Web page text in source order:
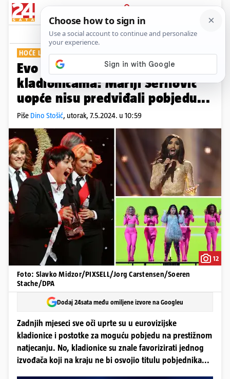
PRIJAVA
Show Komentari
HOĆE LI POGODITI OVE GODINE?
Evo koliko se može vjerovati
kladionicama: Mariji Šerifović
uopće nisu predviđali pobjedu...
Piše Dino Stošić, utorak, 7.5.2024. u 10:59
12
Foto: Slavko Midzor/PIXSELL/Jorg Carstensen/Soeren
Stache/DPA
Dodaj 24sata među omiljene izvore na Googleu
Zadnjih mjeseci sve oči uprte su u eurovizijske
kladionice i postotke za moguću pobjedu na prestižnom
natjecanju. No, kladionice su znale favorizirati jednog
izvođača koji na kraju ne bi osvojio titulu pobjednika...